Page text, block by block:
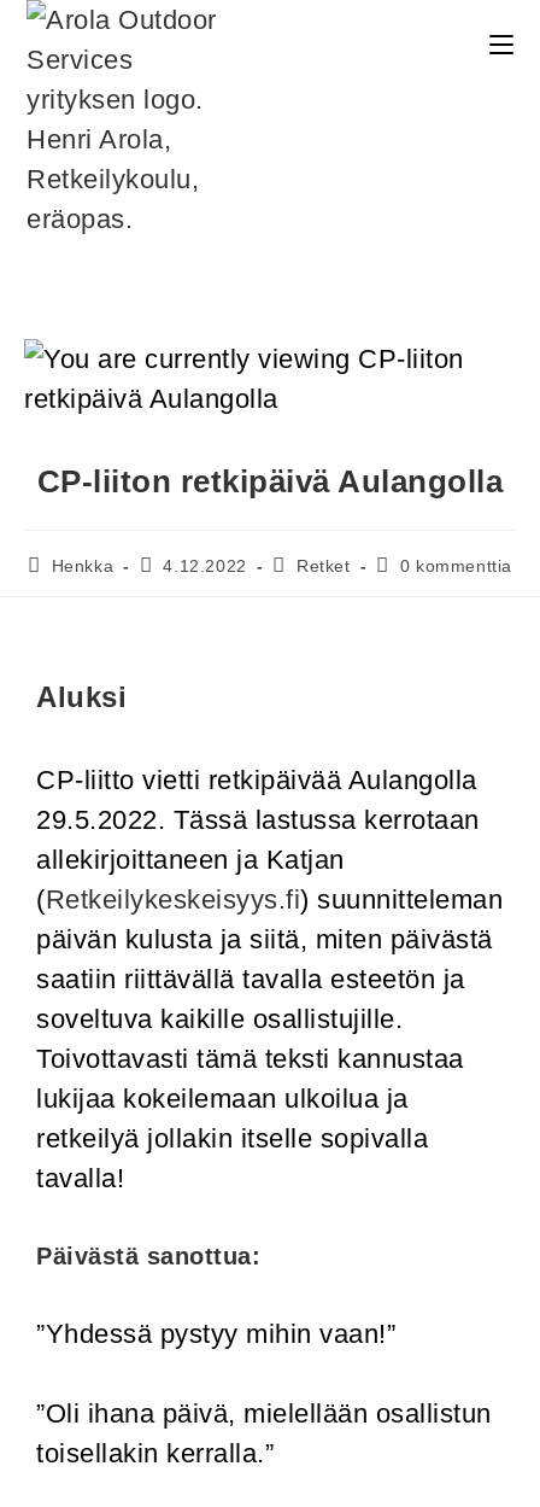
CP-liiton retkipäivä Aulangolla
Henkka 4.12.2022 Retket 0 kommenttia
Aluksi
CP-liitto vietti retkipäivää Aulangolla
29.5.2022. Tässä lastussa kerrotaan
allekirjoittaneen ja Katjan
(Retkeilykeskeisyys.fi) suunnitteleman
päivän kulusta ja siitä, miten päivästä
saatiin riittävällä tavalla esteetön ja
soveltuva kaikille osallistujille.
Toivottavasti tämä teksti kannustaa
lukijaa kokeilemaan ulkoilua ja
retkeilyä jollakin itselle sopivalla
tavalla!
Päivästä sanottua:
”Yhdessä pystyy mihin vaan!”
”Oli ihana päivä, mielellään osallistun
toisellakin kerralla.”